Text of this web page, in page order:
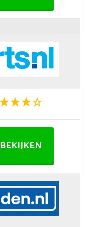
BEKIJKEN